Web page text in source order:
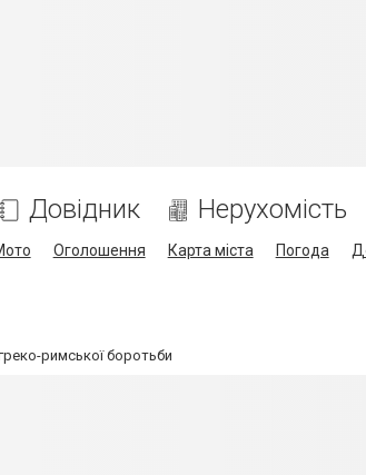
Довідник Нерухомість
Оголошення Карта міста Погода
римської боротьби